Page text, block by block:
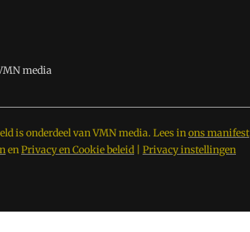
media
is onderdeel van VMN media. Lees inons manifest
enPrivacy en Cookie beleid Privacy instellingen